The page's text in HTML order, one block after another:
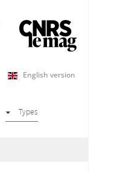
English version
Types